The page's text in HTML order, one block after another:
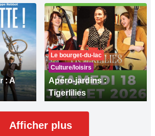
: A
Le bourget-du-lac
Culture/loisirs
Apéro-jardins :
Tigerlilies
Afficher plus